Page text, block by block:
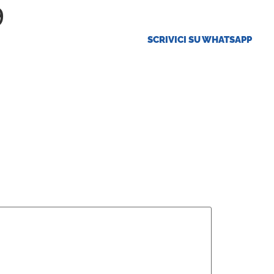
SCRIVICI SU WHATSAPP